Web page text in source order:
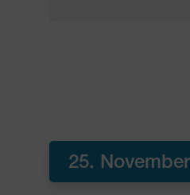
25.